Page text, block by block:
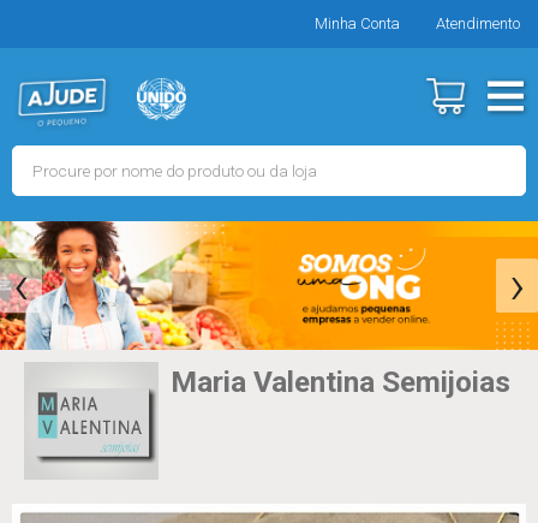
Minha Conta Atendimento
‹ ›
Maria Valentina Semijoias